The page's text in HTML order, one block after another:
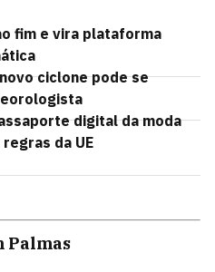
fim e vira plataforma
ciclone pode se
digital da moda
da UE
Palmas